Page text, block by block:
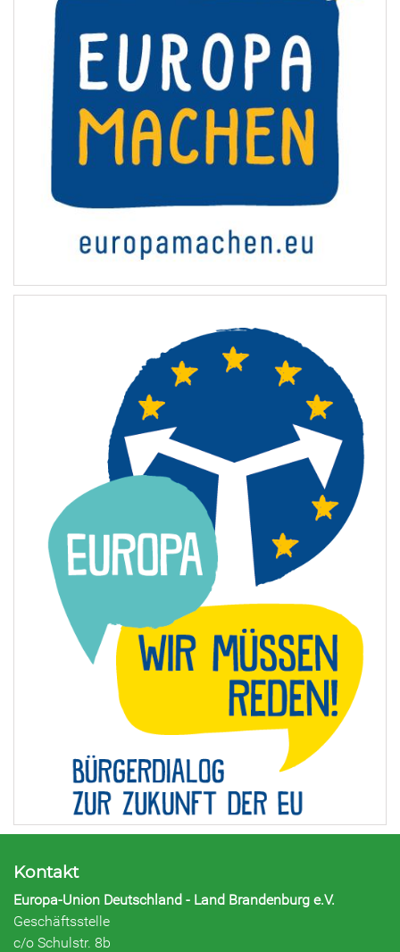
Kontakt
Europa-Union Deutschland - Land Brandenburg e.V.
Geschäftsstelle
c/o Schulstr. 8b